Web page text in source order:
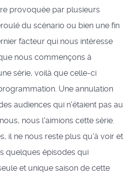
provoquée par plusieurs
du scénario ou bien une fin
facteur qui nous intéresse
nous commençons à
série, voilà que celle-ci
Une annulation
audiences qui n'étaient pas au
nous l'aimions cette série.
il ne nous reste plus qu'à voir et
quelques épisodes qui
et unique saison de cette